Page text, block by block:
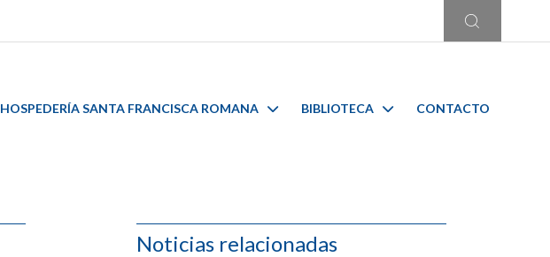
HOSPEDERÍA SANTA FRANCISCA ROMANA BIBLIOTECA CONTACTO
Noticias relacionadas